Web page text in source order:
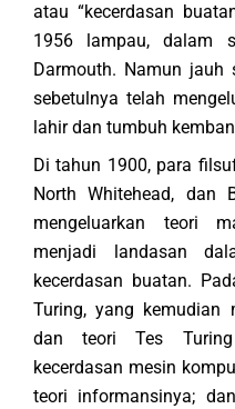
atau “kecerdasan
1956 lampau, dalam
Darmouth. Namun
sebetulnya telah
lahir dan tumbuh
Di tahun 1900, para
North Whitehead, dan
mengeluarkan teori
menjadi landasan
kecerdasan buatan.
Turing, yang kemudian
dan teori Tes
kecerdasan mesin
teori informansinya;